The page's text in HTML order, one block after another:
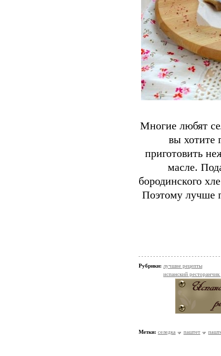
Многие любят
вы хотите
приготовить
масле.
бородинского
Поэтому лучше
Рубрики: лучшие рецепты
испанский
Метки: селедка паштет